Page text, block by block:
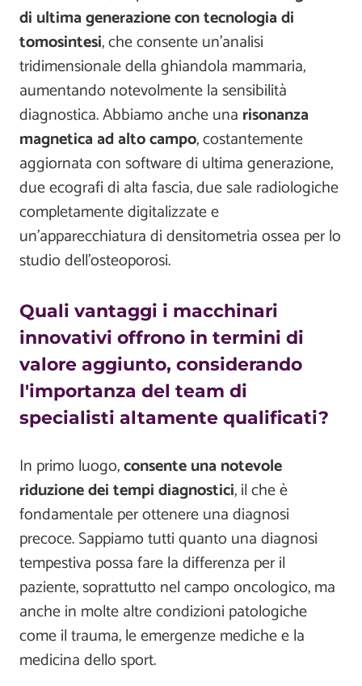
di ultima generazione con tecnologia di
tomosintesi, che consente un'analisi
tridimensionale della ghiandola mammaria,
aumentando notevolmente la sensibilità
diagnostica. Abbiamo anche una risonanza
magnetica ad alto campo, costantemente
aggiornata con software di ultima generazione,
due ecografi di alta fascia, due sale radiologiche
completamente digitalizzate e
un'apparecchiatura di densitometria ossea per lo
studio dell'osteoporosi.
Quali vantaggi i macchinari
innovativi offrono in termini di
valore aggiunto, considerando
l'importanza del team di
specialisti altamente qualificati?
In primo luogo,consente una notevole
riduzione dei tempi diagnostici, il che è
fondamentale per ottenere una diagnosi
precoce. Sappiamo tutti quanto una diagnosi
tempestiva possa fare la differenza per il
paziente, soprattutto nel campo oncologico, ma
anche in molte altre condizioni patologiche
come il trauma, le emergenze mediche e la
medicina dello sport.